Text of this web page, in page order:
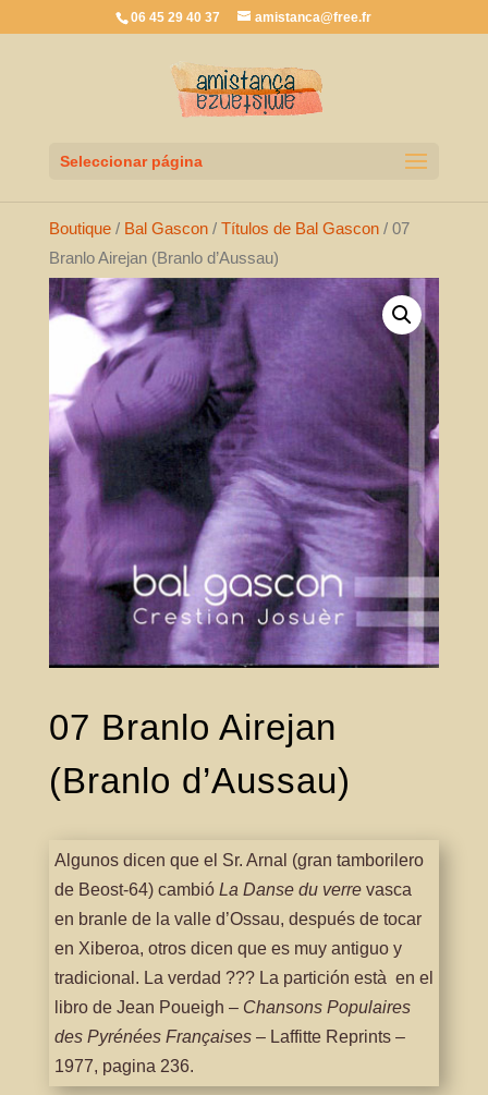
06 45 29 40 37 amistanca@free.fr
Seleccionar página
Boutique/ Bal Gascon/ Títulos de Bal Gascon/ 07
Branlo Airejan (Branlo d’Aussau)
07 Branlo Airejan
(Branlo d’Aussau)
Algunos dicen que el Sr. Arnal (gran tamborilero
de Beost-64) cambió La Danse du verrevasca
en branle de la valle d’Ossau, después de tocar
en Xiberoa, otros dicen que es muy antiguo y
tradicional. La verdad ??? La partición està en el
libro de Jean Poueigh – Chansons Populaires
des Pyrénées Françaises– Laffitte Reprints –
1977, pagina 236.